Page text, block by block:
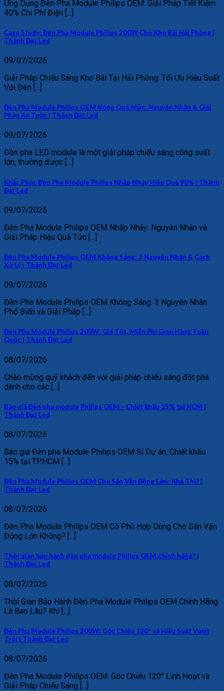
Ứng Dụng Đèn Pha Module Philips OEM: Giải Pháp Tiết Kiệm
40% Chi Phí Điện [...]
Case Study: Đèn Pha Module Philips 200W Cho Kho Bãi Hải Phòng |
Thành Đạt Led
09/07/2026
Giải Pháp Chiếu Sáng Kho Bãi Tại Hải Phòng: Tối Ưu Hiệu Suất
Với Đèn [...]
Đèn Pha Module Philips OEM Nóng Quá Mức: Nguyên Nhân & Giải
Pháp An Toàn | Thành Đạt Led
09/07/2026
Đèn pha LED module là một giải pháp chiếu sáng công suất
lớn, thường được [...]
Khắc Phục Đèn Pha Module Philips Nhấp Nháy Hiệu Quả 90% | Thành
Đạt Led
09/07/2026
Đèn Pha Module Philips OEM Nhấp Nháy: Nguyên Nhân và
Giải Pháp Hiệu Quả Tức [...]
Đèn Pha Module Philips OEM Không Sáng: 3 Nguyên Nhân & Cách
Xử Lý | Thành Đạt Led
09/07/2026
Đèn Pha Module Philips OEM Không Sáng: 3 Nguyên Nhân
Phổ Biến và Giải Pháp [...]
Đèn Pha Module Philips 200W: Giá Tốt, Miễn Phí Giao Hàng Toàn
Quốc | Thành Đạt Led
08/07/2026
Chào mừng quý khách đến với giải pháp chiếu sáng đột phá
dành cho các [...]
Báo giá Đèn pha module Philips OEM – Chiết khấu 15% tại HCM |
Thành Đạt Led
08/07/2026
Báo giá Đèn pha Module Philips OEM Sỉ Dự án, Chiết khấu
15% tại TP.HCM [...]
Đèn Pha Module Philips OEM Cho Sân Vận Động Lớn: Khả Thi? |
Thành Đạt Led
08/07/2026
Đèn Pha Module Philips OEM Có Phù Hợp Dùng Cho Sân Vận
Động Lớn Không? [...]
Thời gian bảo hành đèn pha module Philips OEM chính hãng? |
Thành Đạt Led
08/07/2026
Thời Gian Bảo Hành Đèn Pha Module Philips OEM Chính Hãng
Là Bao Lâu? Khi [...]
Đèn Pha Module Philips 200W: Góc Chiếu 120° và Hiệu Suất Vượt
Trội | Thành Đạt Led
08/07/2026
Đèn Pha Module Philips OEM: Góc Chiếu 120° Linh Hoạt và
Giải Pháp Chiếu Sáng [...]